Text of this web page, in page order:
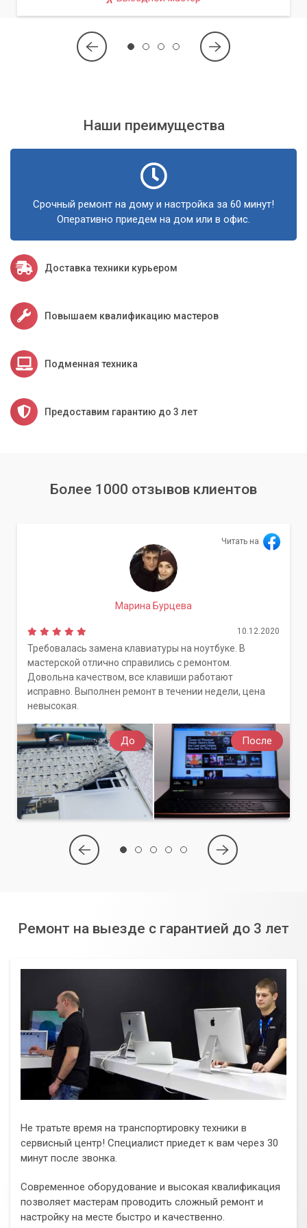
и подобрать оптимальные модули ОЗУ,
соответствующие вашим потребностям и
Обратившись в сервисный центр «Компьютерный Мастер»,
вы получите квалифицированную помощь в Киеве и
Киевской области. Мы не только определим
вопросам, связанным с апгрейдом и оптимизацией вашего
компьютера.
Наши преимущества
Срочный ремонт на дому и настройка за 60 минут!
Оперативно приедем на дом или в офис.
Доставка техники курьером
Повышаем квалификацию мастеров
Подменная техника
Предоставим гарантию до 3 лет
Более 1000 отзывов клиентов
До После
Читать на
Марина Бурцева
10.12.2020
Требовалась замена клавиатуры на ноутбуке. В
мастерской отлично справились с ремонтом.
Довольна качеством, все клавиши работают
исправно. Выполнен ремонт в течении недели, цена
невысокая.
Ремонт на выезде с гарантией до 3 лет
Не тратьте время на транспортировку техники в
сервисный центр! Специалист приедет к вам через 30
минут после звонка.
Современное оборудование и высокая квалификация
позволяет мастерам проводить сложный ремонт и
настройку на месте быстро и качественно.